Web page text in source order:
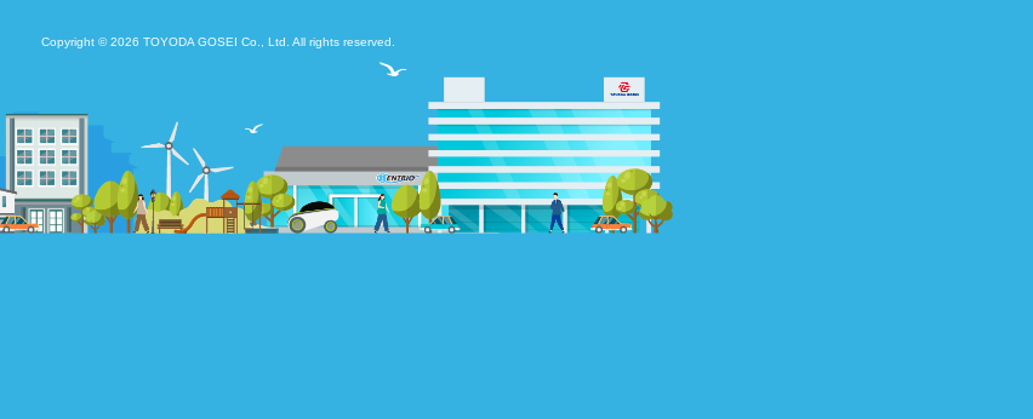
Copyright © 2026 TOYODA GOSEI Co., Ltd. All rights reserved.